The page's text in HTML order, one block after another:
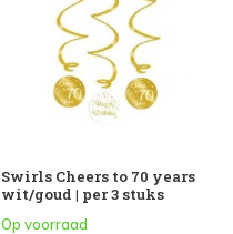
Swirls Cheers to 70 years
wit/goud | per 3 stuks
Op voorraad